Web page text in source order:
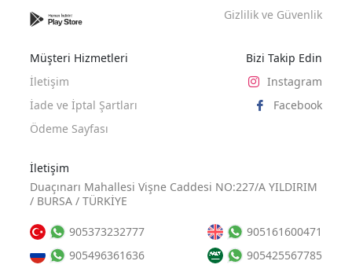
Gizlilik ve Güvenlik
Müşteri Hizmetleri
İletişim
İade ve İptal Şartları
Ödeme Sayfası
Bizi Takip Edin
Instagram
Facebook
İletişim
Duaçınarı Mahallesi Vişne Caddesi NO:227/A YILDIRIM
/ BURSA / TÜRKİYE
905373232777
905161600471
905496361636
905425567785